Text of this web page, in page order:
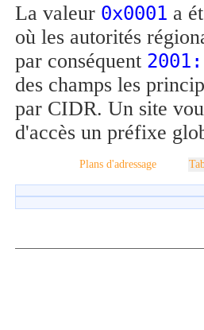
La valeur 0x0001 a
où les autorités
par conséquent
des champs les
par CIDR. Un site
d'accès un préfixe
Plans d'adressage